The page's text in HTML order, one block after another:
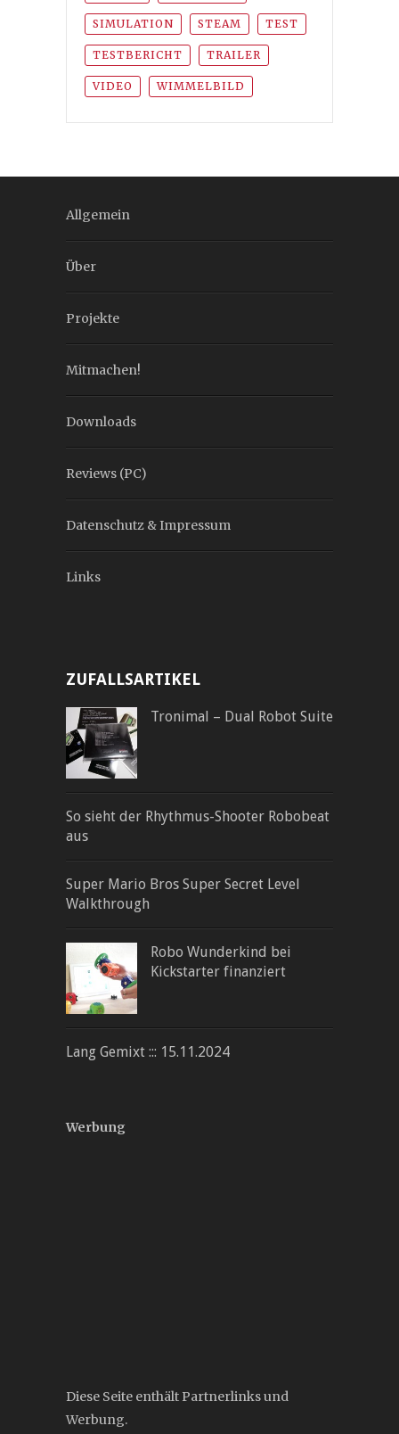
SIMULATION STEAM TEST
TESTBERICHT TRAILER
VIDEO WIMMELBILD
Allgemein
Über
Projekte
Mitmachen!
Downloads
Reviews (PC)
Datenschutz & Impressum
Links
ZUFALLSARTIKEL
Tronimal – Dual Robot Suite
So sieht der Rhythmus-Shooter Robobeat
aus
Super Mario Bros Super Secret Level
Walkthrough
Robo Wunderkind bei
Kickstarter finanziert­
Lang Gemixt ::: 15.11.2024
Werbung
Diese Seite enthält Partnerlinks und
Werbung.